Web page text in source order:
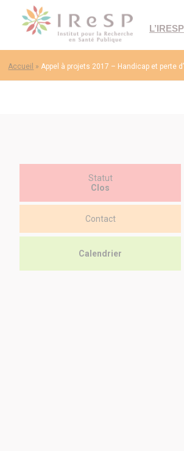
L’IRESP
Accueil » Appel à projets 2017 – Handicap et perte
Statut
Clos
Contact
Calendrier